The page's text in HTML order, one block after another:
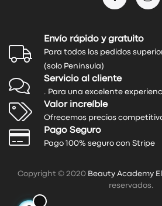
Envío rápido y gratuito
Para todos los pedidos
(solo Península)
Servicio al cliente
. Para una excelente
Valor increíble
Ofrecemos precios
Pago Seguro
Pago 100% seguro con Stripe
Copyright © 2020 Beauty Academy
reservados.